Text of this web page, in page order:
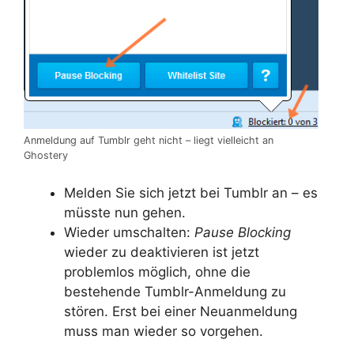
Anmeldung auf Tumblr geht nicht – liegt vielleicht an
Ghostery
Melden Sie sich jetzt bei Tumblr an – es
müsste nun gehen.
Wieder umschalten: Pause Blocking
wieder zu deaktivieren ist jetzt
problemlos möglich, ohne die
bestehende Tumblr-Anmeldung zu
stören. Erst bei einer Neuanmeldung
muss man wieder so vorgehen.